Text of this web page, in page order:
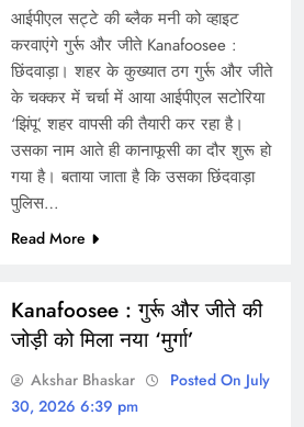
आईपीएल सट्टे की ब्लैक मनी को व्हाइट
करवाएंगे गुर्रू और जीते Kanafoosee :
छिंदवाड़ा। शहर के कुख्यात ठग गुर्रू और जीते
के चक्कर में चर्चा में आया आईपीएल सटोरिया
‘झिंपू’ शहर वापसी की तैयारी कर रहा है।
उसका नाम आते ही कानाफूसी का दौर शुरू हो
गया है। बताया जाता है कि उसका छिंदवाड़ा
पुलिस…
Read More
Kanafoosee : गुर्रू और जीते की
जोड़ी को मिला नया ‘मुर्गा’
Akshar Bhaskar
Posted On July
30, 2026 6:39 pm